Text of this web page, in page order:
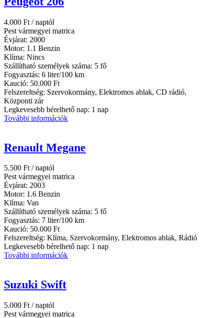
4.000 Ft / naptól
Pest vármegyei matrica
Évjárat: 2000
Motor: 1.1 Benzin
Klíma: Nincs
Szállítható személyek száma: 5 fő
Fogyasztás: 6 liter/100 km
Kaució: 50.000 Ft
Felszereltség: Szervokormány, Elektromos ablak, CD rádió,
Központi zár
Legkevesebb bérelhető nap: 1 nap
További információk
Renault Megane
5.500 Ft / naptól
Pest vármegyei matrica
Évjárat: 2003
Motor: 1.6 Benzin
Klíma: Van
Szállítható személyek száma: 5 fő
Fogyasztás: 7 liter/100 km
Kaució: 50.000 Ft
Felszereltség: Klíma, Szervokormány, Elektromos ablak, Rádió
Legkevesebb bérelhető nap: 1 nap
További információk
Suzuki Swift
5.000 Ft / naptól
Pest vármegyei matrica